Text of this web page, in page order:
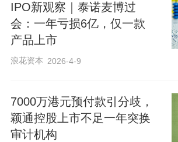
编辑 杨娟娟
校对 赵琳
IPO新观察｜泰诺麦博过
会：一年亏损6亿，仅一款
产品上市
浪花资本 2026-4-9
7000万港元预付款引分歧，
颖通控股上市不足一年突换
审计机构